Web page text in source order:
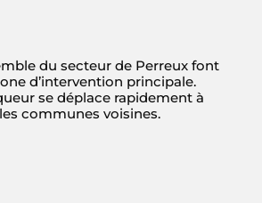
du secteur de Perreux font
d’intervention principale.
se déplace rapidement à
communes voisines.